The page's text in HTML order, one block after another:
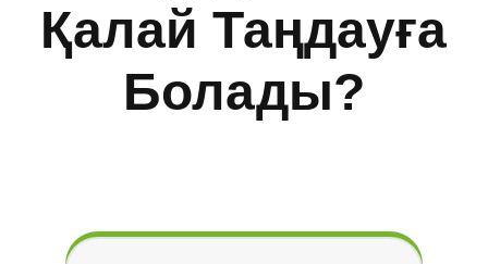
Жөнінде
Қалай Таңдауға
Болады?
Сенімді тыңайтқыш машина өндірушісін қалай